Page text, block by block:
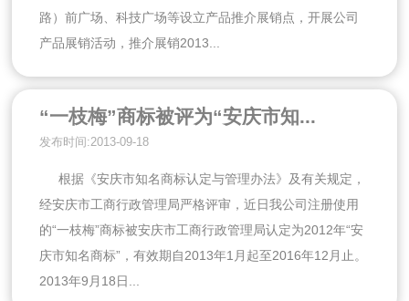
路）前广场、科技广场等设立产品推介展销点，开展公司
产品展销活动，推介展销2013...
“一枝梅”商标被评为“安庆市知...
发布时间:2013-09-18
根据《安庆市知名商标认定与管理办法》及有关规定，
经安庆市工商行政管理局严格评审，近日我公司注册使用
的“一枝梅”商标被安庆市工商行政管理局认定为2012年“安
庆市知名商标”，有效期自2013年1月起至2016年12月止。
2013年9月18日...